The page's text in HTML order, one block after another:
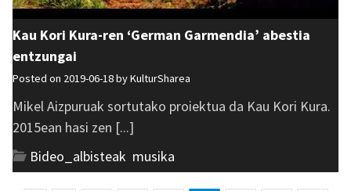
Kau Kori Kura-ren ‘German Garmendia’ abestia
entzungai
Posted on 2019-06-18 byKulturSharea
Mikel Aizpuruak sortutako proiektua da Kau Kori Kura.
2015ean hasi zen [...]
Bideo_albisteak musika